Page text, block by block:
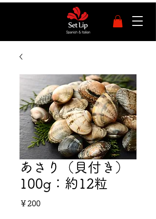
あさり（貝付き）
100g：約12粒
￥200価